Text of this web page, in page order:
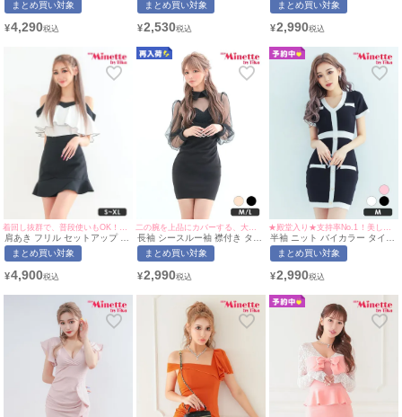
おぽん着用/Mサイズ対応) |
まとめ買い対象
¥4,290
用/M~Lサイズ対応) |
まとめ買い対象
¥2,530
イズ対応) | myMinette/マイミ
まとめ買い対象
¥2,990
肩あき フリル セットアップ 胸
元隠し バイカラー タイト ミニ
ドレス (あおぽん着用/S~XLサ
ネット
まとめ買い対象
¥4,900
二の腕を上品にカバーする、大人可愛いミニドレス♡
長袖 シースルー袖 襟付き タイ
トドレス (今井アンジェリカ着
用/M~Lサイズ対応) |
まとめ買い対象
¥2,990
半袖 ニット バイカラー タイト
ドレス (せいせい着用/Mサイズ
対応) | myMinette/マイミネッ
まとめ買い対象
¥2,990